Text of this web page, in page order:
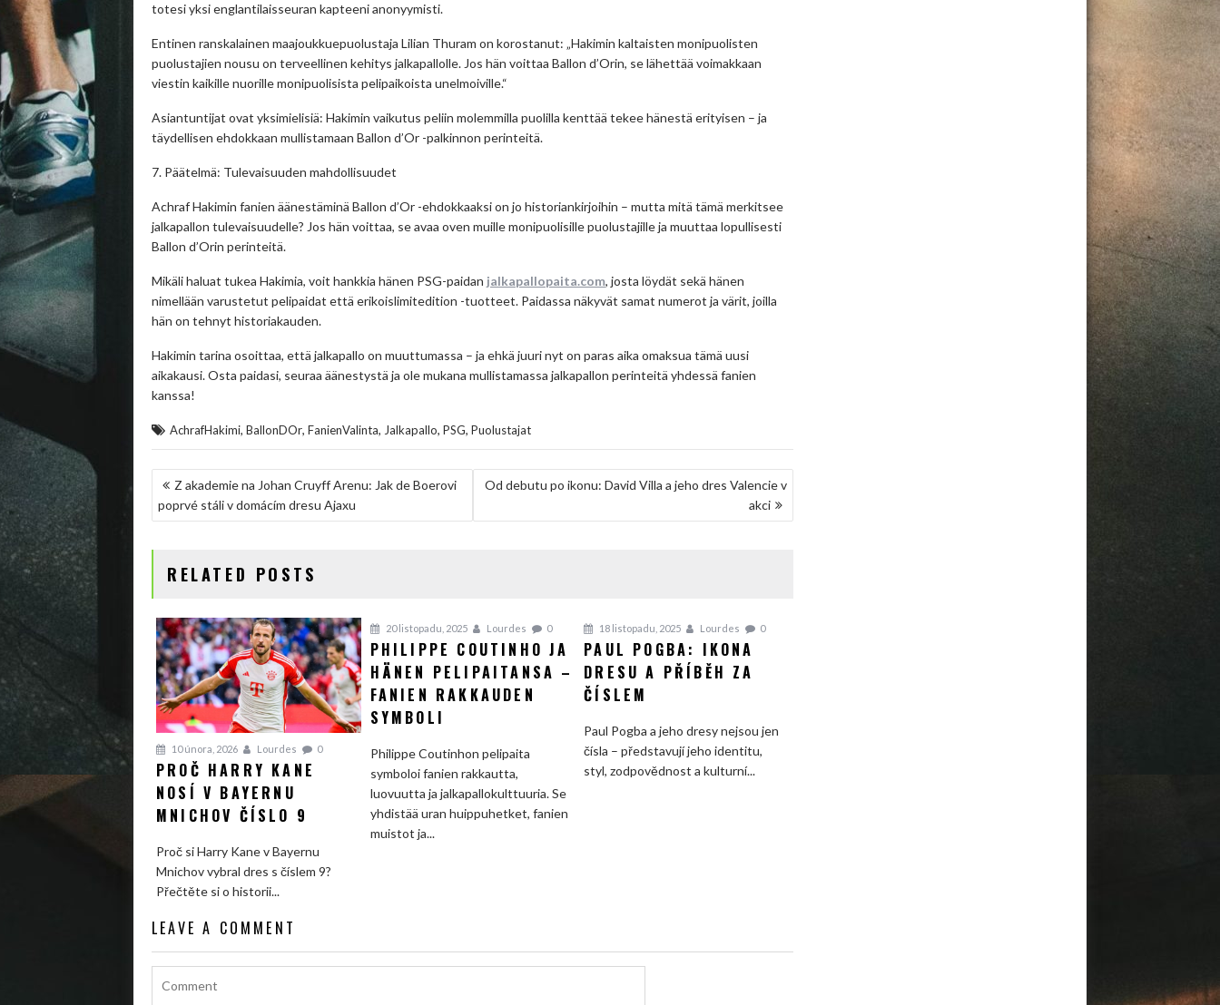
totesi yksi englantilaisseuran kapteeni anonyymisti.
Entinen ranskalainen maajoukkuepuolustaja Lilian Thuram on korostanut: „Hakimin kaltaisten monipuolisten
puolustajien nousu on terveellinen kehitys jalkapallolle. Jos hän voittaa Ballon d’Orin, se lähettää voimakkaan
viestin kaikille nuorille monipuolisista pelipaikoista unelmoiville.“
Asiantuntijat ovat yksimielisiä: Hakimin vaikutus peliin molemmilla puolilla kenttää tekee hänestä erityisen – ja
täydellisen ehdokkaan mullistamaan Ballon d’Or -palkinnon perinteitä.
7. Päätelmä: Tulevaisuuden mahdollisuudet
Achraf Hakimin fanien äänestäminä Ballon d’Or -ehdokkaaksi on jo historiankirjoihin – mutta mitä tämä merkitsee
jalkapallon tulevaisuudelle? Jos hän voittaa, se avaa oven muille monipuolisille puolustajille ja muuttaa lopullisesti
Ballon d’Orin perinteitä.
Mikäli haluat tukea Hakimia, voit hankkia hänen PSG-paidan jalkapallopaita.com, josta löydät sekä hänen
nimellään varustetut pelipaidat että erikoislimitedition -tuotteet. Paidassa näkyvät samat numerot ja värit, joilla
hän on tehnyt historiakauden.
Hakimin tarina osoittaa, että jalkapallo on muuttumassa – ja ehkä juuri nyt on paras aika omaksua tämä uusi
aikakausi. Osta paidasi, seuraa äänestystä ja ole mukana mullistamassa jalkapallon perinteitä yhdessä fanien
kanssa!
AchrafHakimi, BallonDOr, FanienValinta, Jalkapallo, PSG, Puolustajat
NAVIGACE
PRO
Z akademie na Johan Cruyff Arenu: Jak de Boerovi
poprvé stáli v domácím dresu Ajaxu
Od debutu po ikonu: David Villa a jeho dres Valencie v
akci
RELATED POSTS
10 února, 2026 Lourdes 0
PROČ HARRY KANE
NOSÍ V BAYERNU
MNICHOV ČÍSLO 9
Proč si Harry Kane v Bayernu
Mnichov vybral dres s číslem 9?
Přečtěte si o historii...
20 listopadu, 2025 Lourdes 0
PHILIPPE COUTINHO JA
HÄNEN PELIPAITANSA –
FANIEN RAKKAUDEN
SYMBOLI
Philippe Coutinhon pelipaita
symboloi fanien rakkautta,
luovuutta ja jalkapallokulttuuria. Se
yhdistää uran huippuhetket, fanien
muistot ja...
18 listopadu, 2025 Lourdes 0
PAUL POGBA: IKONA
DRESU A PŘÍBĚH ZA
ČÍSLEM
Paul Pogba a jeho dresy nejsou jen
čísla – představují jeho identitu,
styl, zodpovědnost a kulturní...
LEAVE A COMMENT